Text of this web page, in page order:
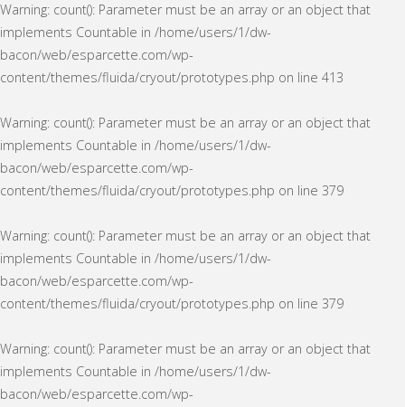
Warning: count(): Parameter must be an array or an object that
implements Countable in /home/users/1/dw-
bacon/web/esparcette.com/wp-
content/themes/fluida/cryout/prototypes.php on line 413
Warning: count(): Parameter must be an array or an object that
implements Countable in /home/users/1/dw-
bacon/web/esparcette.com/wp-
content/themes/fluida/cryout/prototypes.php on line 379
Warning: count(): Parameter must be an array or an object that
implements Countable in /home/users/1/dw-
bacon/web/esparcette.com/wp-
content/themes/fluida/cryout/prototypes.php on line 379
Warning: count(): Parameter must be an array or an object that
implements Countable in /home/users/1/dw-
bacon/web/esparcette.com/wp-